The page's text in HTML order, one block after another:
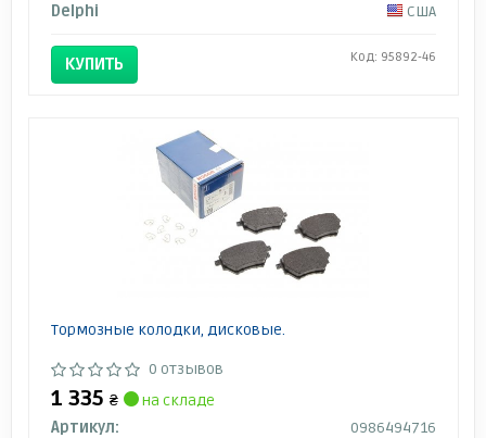
Delphi
США
КУПИТЬ Код: 95892-46
Тормозные колодки, дисковые.
0 отзывов
1 335 ₴
на складе
Артикул:
0986494716